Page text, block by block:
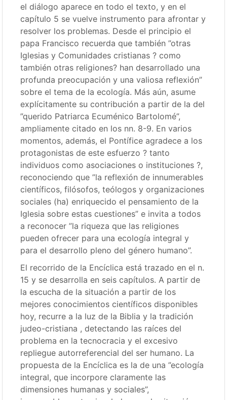
el diálogo aparece en todo el texto, y en el
capítulo 5 se vuelve instrumento para afrontar y
resolver los problemas. Desde el principio el
papa Francisco recuerda que también ”otras
Iglesias y Comunidades cristianas ? como
también otras religiones? han desarrollado una
profunda preocupación y una valiosa reflexión”
sobre el tema de la ecología. Más aún, asume
explícitamente su contribución a partir de la del
”querido Patriarca Ecuménico Bartolomé”,
ampliamente citado en los nn. 8-9. En varios
momentos, además, el Pontífice agradece a los
protagonistas de este esfuerzo ? tanto
individuos como asociaciones o instituciones ?,
reconociendo que ”la reflexión de innumerables
científicos, filósofos, teólogos y organizaciones
sociales (ha) enriquecido el pensamiento de la
Iglesia sobre estas cuestiones” e invita a todos
a reconocer ”la riqueza que las religiones
pueden ofrecer para una ecología integral y
para el desarrollo pleno del género humano”.
El recorrido de la Encíclica está trazado en el n.
15 y se desarrolla en seis capítulos. A partir de
la escucha de la situación a partir de los
mejores conocimientos científicos disponibles
hoy, recurre a la luz de la Biblia y la tradición
judeo-cristiana , detectando las raíces del
problema en la tecnocracia y el excesivo
repliegue autorreferencial del ser humano. La
propuesta de la Encíclica es la de una ”ecología
integral, que incorpore claramente las
dimensiones humanas y sociales”,